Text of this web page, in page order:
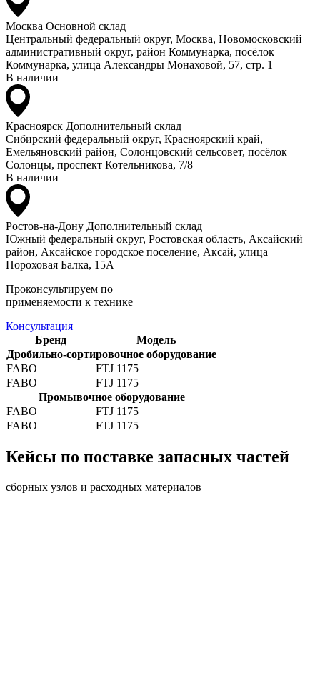
Москва Основной склад
Центральный федеральный округ, Москва, Новомосковский
административный округ, район Коммунарка, посёлок
Коммунарка, улица Александры Монаховой, 57, стр. 1
В наличии
Красноярск Дополнительный склад
Сибирский федеральный округ, Красноярский край,
Емельяновский район, Солонцовский сельсовет, посёлок
Солонцы, проспект Котельникова, 7/8
В наличии
Ростов-на-Дону Дополнительный склад
Южный федеральный округ, Ростовская область, Аксайский
район, Аксайское городское поселение, Аксай, улица
Пороховая Балка, 15А
Проконсультируем по
применяемости к технике
Консультация
Бренд
Модель
Дробильно-сортировочное оборудование
FABO
FTJ 1175
FABO
FTJ 1175
Промывочное оборудование
FABO
FTJ 1175
FABO
FTJ 1175
Кейсы по поставке запасных частей
сборных узлов и расходных материалов